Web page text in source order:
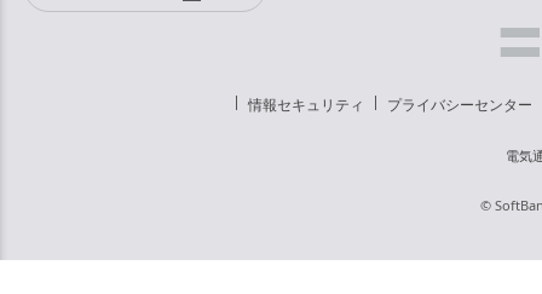
情報セキュリティ プライバシーセンター
電気
©